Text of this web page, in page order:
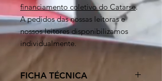
financiamento coletivo do Catarse.
A pedidos das nossas leitoras e
nossos leitores disponibilizamos
individualmente.
FICHA TÉCNICA